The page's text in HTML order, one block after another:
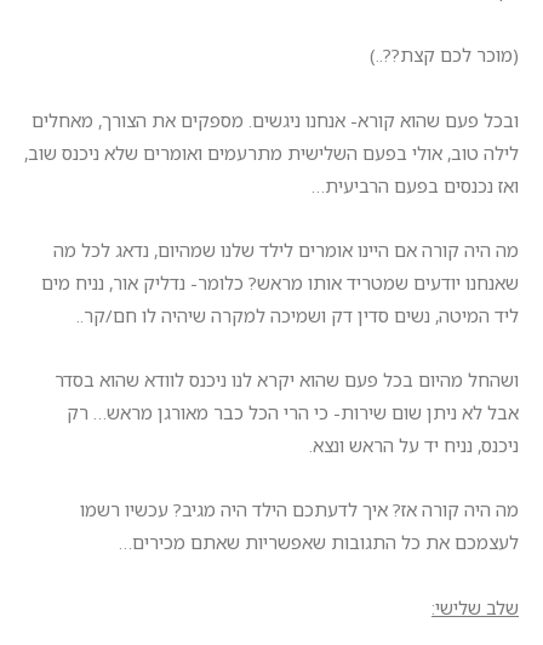
(מוכר לכם קצת??..)
ובכל פעם שהוא קורא- אנחנו ניגשים. מספקים את הצורך, מאחלים
לילה טוב, אולי בפעם השלישית מתרעמים ואומרים שלא ניכנס שוב,
ואז נכנסים בפעם הרביעית…
מה היה קורה אם היינו אומרים לילד שלנו שמהיום, נדאג לכל מה
שאנחנו יודעים שמטריד אותו מראש? כלומר- נדליק אור, נניח מים
ליד המיטה, נשים סדין דק ושמיכה למקרה שיהיה לו חם/קר..
ושהחל מהיום בכל פעם שהוא יקרא לנו ניכנס לוודא שהוא בסדר
אבל לא ניתן שום שירות- כי הרי הכל כבר מאורגן מראש… רק
ניכנס, נניח יד על הראש ונצא.
מה היה קורה אז? איך לדעתכם הילד היה מגיב? עכשיו רשמו
לעצמכם את כל התגובות שאפשריות שאתם מכירים…
שלב שלישי: